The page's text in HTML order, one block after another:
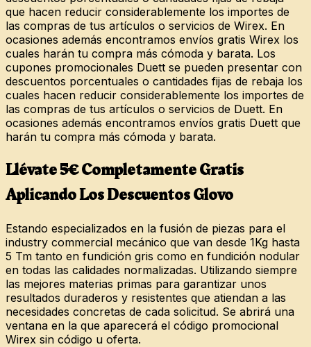
que hacen reducir considerablemente los importes de
las compras de tus artículos o servicios de Wirex. En
ocasiones además encontramos envíos gratis Wirex los
cuales harán tu compra más cómoda y barata. Los
cupones promocionales Duett se pueden presentar con
descuentos porcentuales o cantidades fijas de rebaja los
cuales hacen reducir considerablemente los importes de
las compras de tus artículos o servicios de Duett. En
ocasiones además encontramos envíos gratis Duett que
harán tu compra más cómoda y barata.
Llévate 5€ Completamente Gratis
Aplicando Los Descuentos Glovo
Estando especializados en la fusión de piezas para el
industry commercial mecánico que van desde 1Kg hasta
5 Tm tanto en fundición gris como en fundición nodular
en todas las calidades normalizadas. Utilizando siempre
las mejores materias primas para garantizar unos
resultados duraderos y resistentes que atiendan a las
necesidades concretas de cada solicitud. Se abrirá una
ventana en la que aparecerá el código promocional
Wirex sin código u oferta.